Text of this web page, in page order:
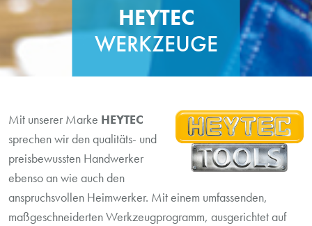
HEYTEC
WERKZEUGE
Mit unserer Marke HEYTEC
sprechen wir den qualitäts- und
preisbewussten Handwerker
ebenso an wie auch den
anspruchsvollen Heimwerker. Mit einem umfassenden,
maßgeschneiderten Werkzeugprogramm, ausgerichtet auf